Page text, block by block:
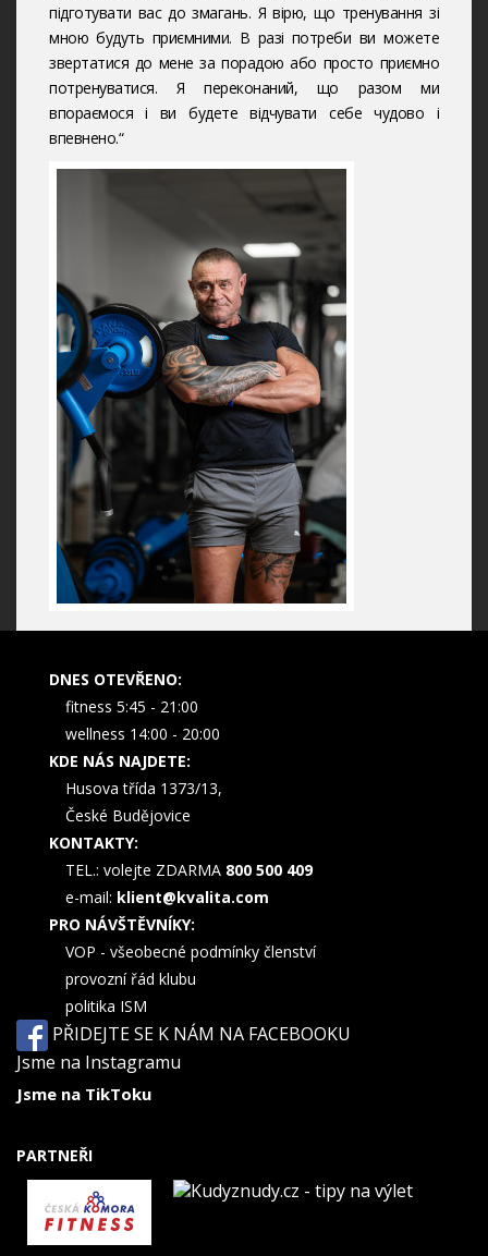
підготувати вас до змагань. Я вірю, що тренування зі
мною будуть приємними. В разі потреби ви можете
звертатися до мене за порадою або просто приємно
потренуватися. Я переконаний, що разом ми
впораємося і ви будете відчувати себе чудово і
впевнено.“
DNES OTEVŘENO:
fitness 5:45 - 21:00
wellness 14:00 - 20:00
KDE NÁS NAJDETE:
Husova třída 1373/13,
České Budějovice
KONTAKTY:
TEL.: volejte ZDARMA 800 500 409
e-mail: klient@kvalita.com
PRO NÁVŠTĚVNÍKY:
VOP - všeobecné podmínky členství
provozní řád klubu
politika ISM
PŘIDEJTE SE K NÁM NA FACEBOOKU
Jsme na Instagramu
Jsme na TikToku
PARTNEŘI